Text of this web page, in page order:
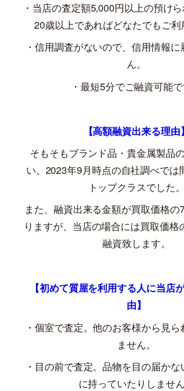
・当店の査定額5,000円以上の預けら
20歳以上であればどなたでもご利
・信用調査がないので、信用情報
ん。
・最短5分でご融資可能で
【高額融資出来る理由】
そもそもブランド品・貴金属製品
い。 2023年9月時点の自社調べでは
トップクラスでした。
また、融資出来る金額が買取価格の
りますが、当店の場合には買取価格
融資致します。
【初めて質屋を利用する人に当店
由】
・個室で査定。他のお客様から見ら
ません。
・目の前で査定。品物を目の届か
に持っていたりしません